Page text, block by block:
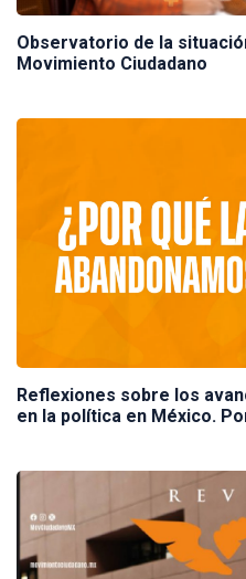
Observatorio de la
Movimiento Ciudadano
Reflexiones sobre los
en la política en México.